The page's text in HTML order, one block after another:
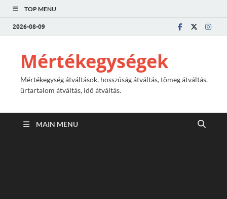
TOP MENU
2026-08-09
Mértékegységek
Mértékegység átváltások, hosszúság átváltás, tömeg átváltás,
űrtartalom átváltás, idő átváltás.
MAIN MENU